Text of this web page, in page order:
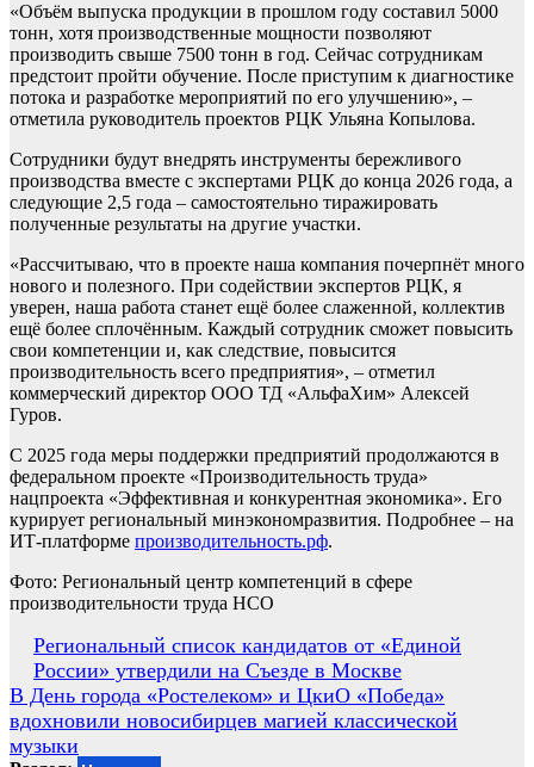
«Объём выпуска продукции в прошлом году составил 5000
тонн, хотя производственные мощности позволяют
производить свыше 7500 тонн в год. Сейчас сотрудникам
предстоит пройти обучение. После приступим к диагностике
потока и разработке мероприятий по его улучшению», –
отметила руководитель проектов РЦК Ульяна Копылова.
Сотрудники будут внедрять инструменты бережливого
производства вместе с экспертами РЦК до конца 2026 года, а
следующие 2,5 года – самостоятельно тиражировать
полученные результаты на другие участки.
«Рассчитываю, что в проекте наша компания почерпнёт много
нового и полезного. При содействии экспертов РЦК, я
уверен, наша работа станет ещё более слаженной, коллектив
ещё более сплочённым. Каждый сотрудник сможет повысить
свои компетенции и, как следствие, повысится
производительность всего предприятия», – отметил
коммерческий директор ООО ТД «АльфаХим» Алексей
Гуров.
С 2025 года меры поддержки предприятий продолжаются в
федеральном проекте «Производительность труда»
нацпроекта «Эффективная и конкурентная экономика». Его
курирует региональный минэкономразвития. Подробнее – на
ИТ-платформе производительность.рф.
Фото: Региональный центр компетенций в сфере
производительности труда НСО
Навигация
по
записям
Региональный список кандидатов от «Единой
России» утвердили на Съезде в Москве
В День города «Ростелеком» и ЦкиО «Победа»
вдохновили новосибирцев магией классической
музыки